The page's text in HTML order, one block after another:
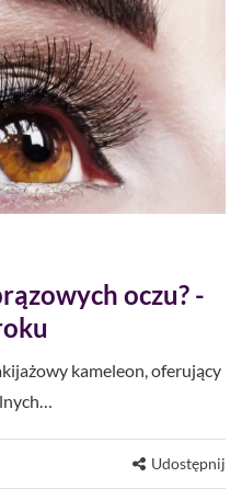
oczu? -
kameleon, oferujący
Udostępnij